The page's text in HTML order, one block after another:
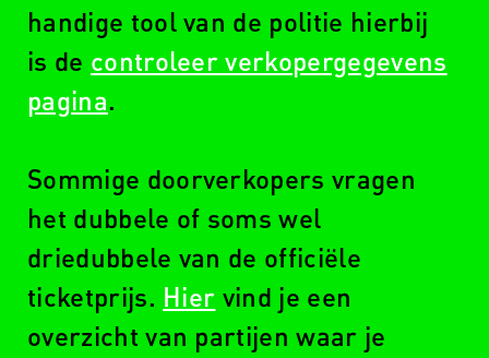
handige tool van de politie hierbij
is de controleer verkopergegevens
pagina.
Sommige doorverkopers vragen
het dubbele of soms wel
driedubbele van de officiële
ticketprijs. Hier vind je een
overzicht van partijen waar je